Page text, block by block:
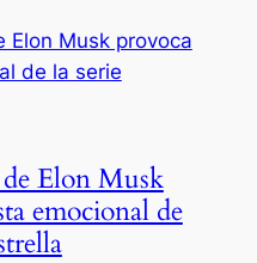
Elon Musk
emocional de